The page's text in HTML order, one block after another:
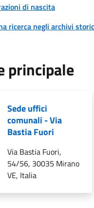
di nascita
ricerca negli archivi
principale
Sede uffici
comunali - Via
Bastia Fuori
Via Bastia Fuori,
54/56, 30035 Mirano
VE, Italia